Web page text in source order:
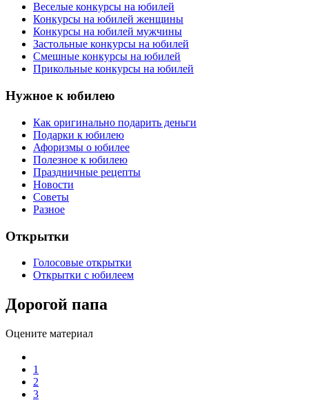
Веселые конкурсы на юбилей
Конкурсы на юбилей женщины
Конкурсы на юбилей мужчины
Застольные конкурсы на юбилей
Смешные конкурсы на юбилей
Прикольные конкурсы на юбилей
Нужное к юбилею
Как оригинально подарить деньги
Подарки к юбилею
Афоризмы о юбилее
Полезное к юбилею
Праздничные рецепты
Новости
Советы
Разное
Открытки
Голосовые открытки
Открытки с юбилеем
Дорогой папа
Оцените материал
1
2
3